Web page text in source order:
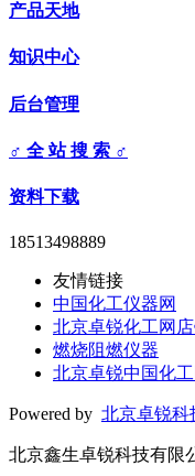
产品天地
知识中心
后台管理
♂ 全 站 搜 索 ♂
资料下载
18513498889
友情链接
中国化工仪器网
北京卓锐化工网
燃烧阻燃仪器
北京卓锐中国化
Powered by 北京卓锐科
北京鑫生卓锐科技有限